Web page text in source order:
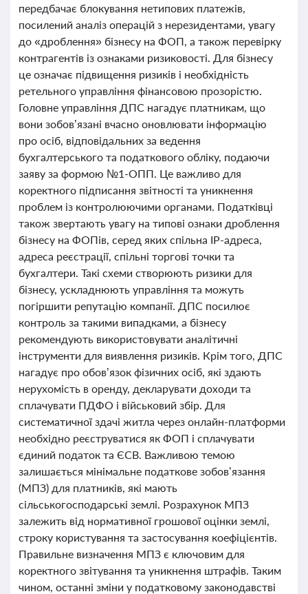
передбачає блокування нетипових платежів,
посилений аналіз операцій з нерезидентами, увагу
до «дроблення» бізнесу на ФОП, а також перевірку
контрагентів із ознаками ризиковості. Для бізнесу
це означає підвищення ризиків і необхідність
ретельного управління фінансовою прозорістю.
Головне управління ДПС нагадує платникам, що
вони зобов’язані вчасно оновлювати інформацію
про осіб, відповідальних за ведення
бухгалтерського та податкового обліку, подаючи
заяву за формою №1-ОПП. Це важливо для
коректного підписання звітності та уникнення
проблем із контролюючими органами. Податківці
також звертають увагу на типові ознаки дроблення
бізнесу на ФОПів, серед яких спільна IP-адреса,
адреса реєстрації, спільні торгові точки та
бухгалтери. Такі схеми створюють ризики для
бізнесу, ускладнюють управління та можуть
погіршити репутацію компанії. ДПС посилює
контроль за такими випадками, а бізнесу
рекомендують використовувати аналітичні
інструменти для виявлення ризиків. Крім того, ДПС
нагадує про обов’язок фізичних осіб, які здають
нерухомість в оренду, декларувати доходи та
сплачувати ПДФО і військовий збір. Для
систематичної здачі житла через онлайн-платформи
необхідно реєструватися як ФОП і сплачувати
єдиний податок та ЄСВ. Важливою темою
залишається мінімальне податкове зобов’язання
(МПЗ) для платників, які мають
сільськогосподарські землі. Розрахунок МПЗ
залежить від нормативної грошової оцінки землі,
строку користування та застосування коефіцієнтів.
Правильне визначення МПЗ є ключовим для
коректного звітування та уникнення штрафів. Таким
чином, останні зміни у податковому законодавстві